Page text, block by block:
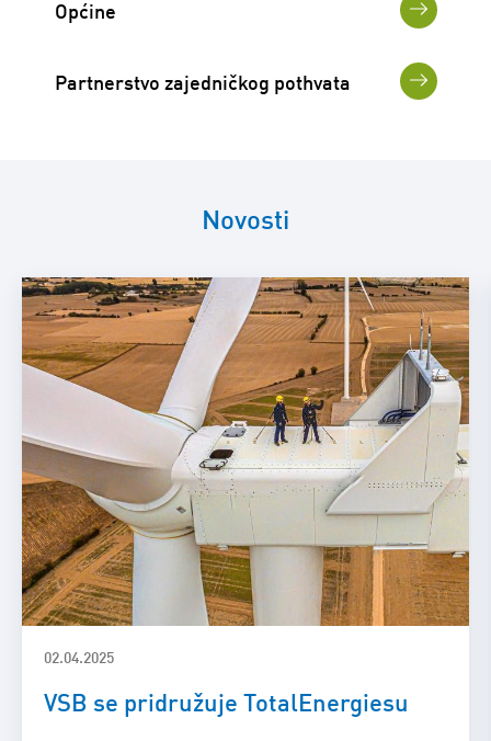
Općine
Partnerstvo zajedničkog pothvata
Novosti
02.04.2025
VSB se pridružuje TotalEnergiesu